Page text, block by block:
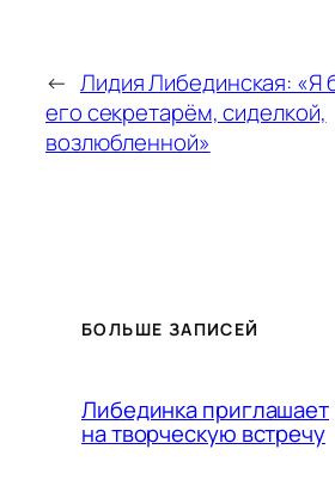
← Лидия Либединская: «Я
его секретарём, сиделкой,
возлюбленной»
БОЛЬШЕ ЗАПИСЕЙ
Либединка приглашает
на творческую встречу